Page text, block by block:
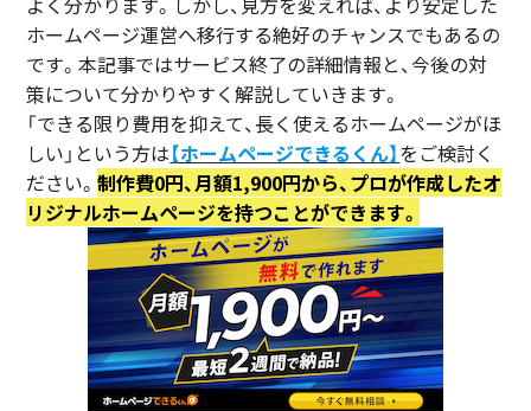
ホームページ運営へ移行する絶好のチャンスでもあるの
です。本記事ではサービス終了の詳細情報と、今後の対
策について分かりやすく解説していきます。
「できる限り費用を抑えて、長く使えるホームページがほ
しい」という方は【ホームページできるくん】をご検討く
ださい。制作費0円、月額1,900円から、プロが作成したオ
リジナルホームページを持つことができます。